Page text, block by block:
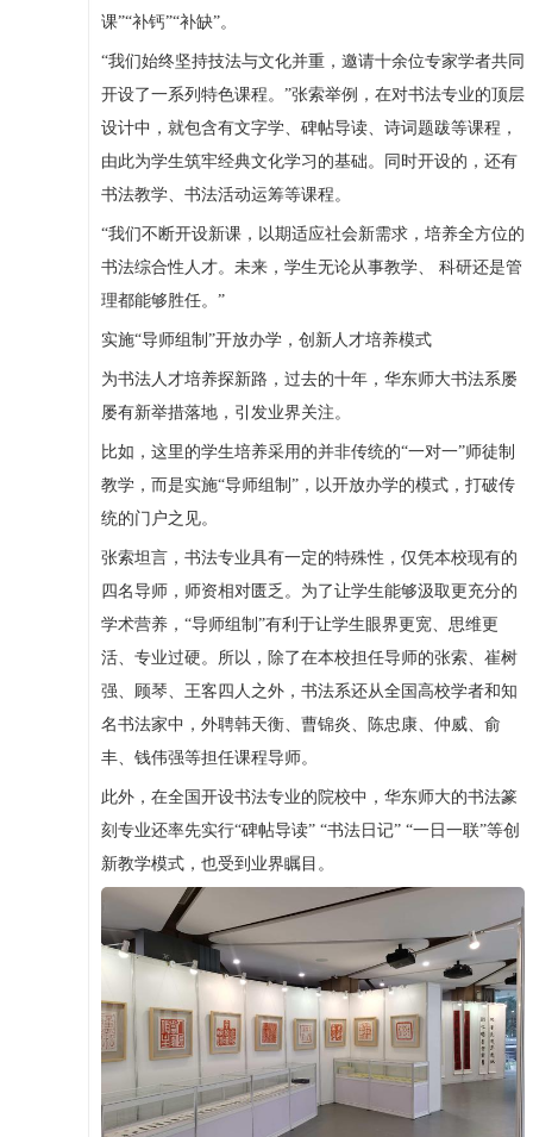
课”“补钙”“补缺”。
“我们始终坚持技法与文化并重，邀请十余位专家学者共同
开设了一系列特色课程。”张索举例，在对书法专业的顶层
设计中，就包含有文字学、碑帖导读、诗词题跋等课程，
由此为学生筑牢经典文化学习的基础。同时开设的，还有
书法教学、书法活动运筹等课程。
“我们不断开设新课，以期适应社会新需求，培养全方位的
书法综合性人才。未来，学生无论从事教学、 科研还是管
理都能够胜任。”
实施“导师组制”开放办学，创新人才培养模式
为书法人才培养探新路，过去的十年，华东师大书法系屡
屡有新举措落地，引发业界关注。
比如，这里的学生培养采用的并非传统的“一对一”师徒制
教学，而是实施“导师组制”，以开放办学的模式，打破传
统的门户之见。
张索坦言，书法专业具有一定的特殊性，仅凭本校现有的
四名导师，师资相对匮乏。为了让学生能够汲取更充分的
学术营养，“导师组制”有利于让学生眼界更宽、思维更
活、专业过硬。所以，除了在本校担任导师的张索、崔树
强、顾琴、王客四人之外，书法系还从全国高校学者和知
名书法家中，外聘韩天衡、曹锦炎、陈忠康、仲威、俞
丰、钱伟强等担任课程导师。
此外，在全国开设书法专业的院校中，华东师大的书法篆
刻专业还率先实行“碑帖导读” “书法日记” “一日一联”等创
新教学模式，也受到业界瞩目。